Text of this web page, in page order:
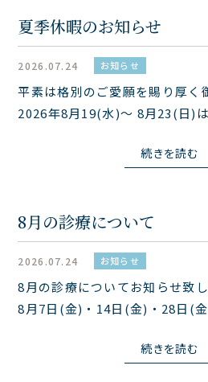
夏季休暇のお知らせ
2026.07.24 お知らせ
平素は格別のご愛願を賜り厚く
2026年8月19(水)～ 8月23(日)
お願い申し上げます。続きを読む
8月の診療について
2026.07.24 お知らせ
8月の診療についてお知らせ致
8月7日(金)・14日(金)・28日(
続きを読む